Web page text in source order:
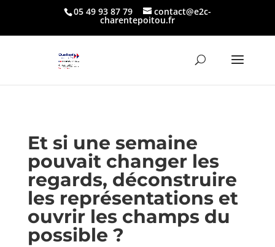
05 49 93 87 79 contact@e2c-
charentepoitou.fr
Et si une semaine
pouvait changer les
regards, déconstruire
les représentations et
ouvrir les champs du
possible ?